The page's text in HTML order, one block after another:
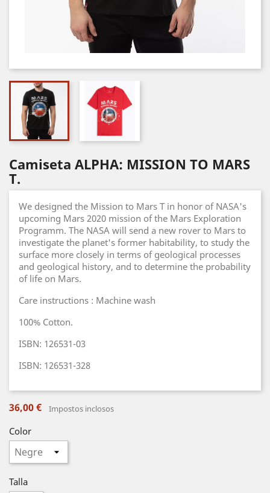
Camiseta ALPHA: MISSION TO MARS
T.
We designed the Mission to Mars T in honor of NASA's
upcoming Mars 2020 mission of the Mars Exploration
Programm. The NASA will send a new rover to Mars to
investigate the planet's former habitability, to study the
surface more closely in terms of geological processes
and geological history, and to determine the probability
of life on Mars.
Care instructions : Machine wash
100% Cotton.
ISBN: 126531-03
ISBN: 126531-328
36,00 € Impostos inclosos
Color
Talla